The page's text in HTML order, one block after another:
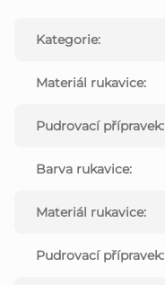
Kategorie:
Materiál rukavice:
Pudrovací přípravek:
Barva rukavice:
Materiál rukavice:
Pudrovací přípravek: